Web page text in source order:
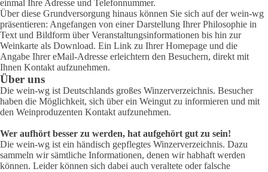
einmal Ihre Adresse und Telefonnummer.
Über diese Grundversorgung hinaus können Sie sich auf der wein-wg
präsentieren: Angefangen von einer Darstellung Ihrer Philosophie in
Text und Bildform über Veranstaltungsinformationen bis hin zur
Weinkarte als Download. Ein Link zu Ihrer Homepage und die
Angabe Ihrer eMail-Adresse erleichtern den Besuchern, direkt mit
Ihnen Kontakt aufzunehmen.
Über uns
Die wein-wg ist Deutschlands großes Winzerverzeichnis. Besucher
haben die Möglichkeit, sich über ein Weingut zu informieren und mit
den Weinproduzenten Kontakt aufzunehmen.
Wer aufhört besser zu werden, hat aufgehört gut zu sein!
Die wein-wg ist ein händisch gepflegtes Winzerverzeichnis. Dazu
sammeln wir sämtliche Informationen, denen wir habhaft werden
können. Leider können sich dabei auch veraltete oder falsche